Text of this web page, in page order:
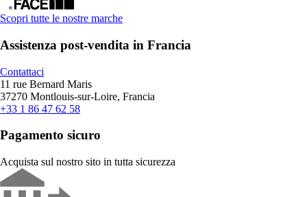
Scopri tutte le nostre marche
Assistenza post-vendita in Francia
Contattaci
11 rue Bernard Maris
37270 Montlouis-sur-Loire, Francia
+33 1 86 47 62 58
Pagamento sicuro
Acquista sul nostro sito in tutta sicurezza